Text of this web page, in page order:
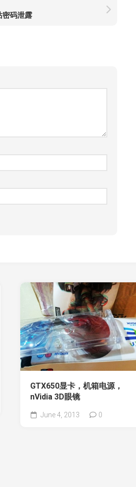
密码泄露
GTX650显卡，机箱电源，
nVidia 3D眼镜
June 4, 2013 0